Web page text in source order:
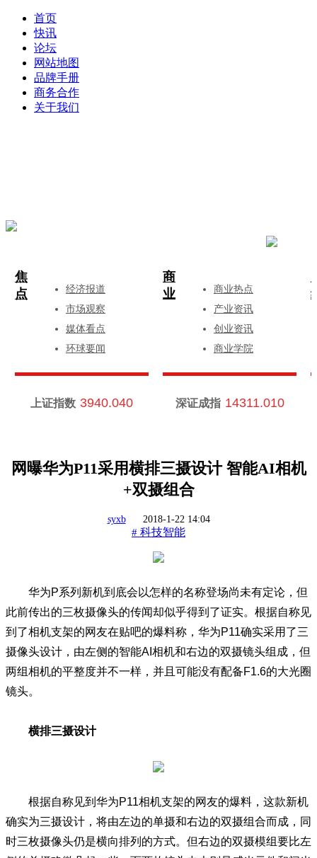
首页
快讯
论坛
网站地图
品牌手册
商务合作
关于我们
焦
点
经济报道
市场观察
媒体看点
环球要闻
商
业
商业热点
产业资讯
创业资讯
商业学院
上证指数 3940.040 深证成指 14311.010
网曝华为P11采用横排三摄设计 智能AI相机
+双摄组合
syxb 2018-1-22 14:04
# 科技智能
华为P系列新机到底会以怎样的名称登场尚未有定论，但
此前传出的三枚摄像头的传闻却似乎得到了证实。根据自称见
到了相机支架的网友在贴吧的爆料称，华为P11确实采用了三
摄像头设计，由左侧的智能AI相机和右边的双摄镜头组成，但
两组相机的平整度并不一样，并且可能没有配备F1.6的大光圈
镜头。
横排三摄设计
根据自称见到华为P11相机支架的网友的爆料，这款新机
确实为三摄设计，将由左边的单摄和右边的双摄组合而成，同
时三枚摄像头仍是横向排列的方式。但右边的双摄模组要比左